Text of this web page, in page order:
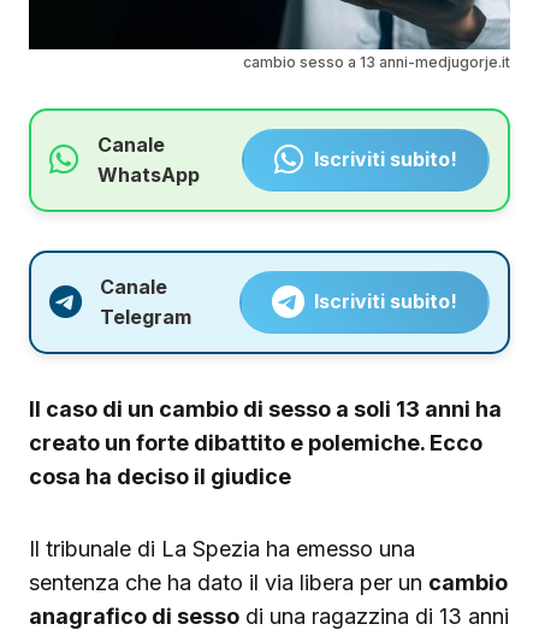
cambio sesso a 13 anni-medjugorje.it
Canale
WhatsApp
Iscriviti subito!
Canale
Telegram
Iscriviti subito!
Il caso di un cambio di sesso a soli 13 anni ha
creato un forte dibattito e polemiche. Ecco
cosa ha deciso il giudice
Il tribunale di La Spezia ha emesso una
sentenza che ha dato il via libera per un cambio
anagrafico di sesso di una ragazzina di 13 anni